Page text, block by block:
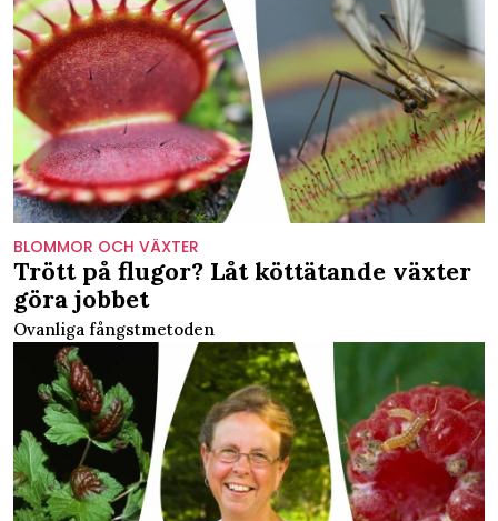
BLOMMOR OCH VÄXTER
Trött på flugor? Låt köttätande växter
göra jobbet
Ovanliga fångstmetoden